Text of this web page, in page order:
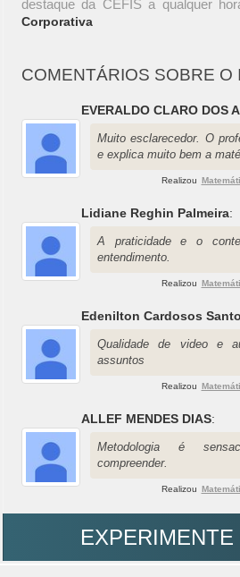
destaque da CEFIS a qualquer
Corporativa
COMENTÁRIOS SOBRE O
EVERALDO CLARO DOS
Muito esclarecedor. O
e explica muito bem a
Realizou
Lidiane Reghin Palmeira:
A praticidade e o
entendimento.
Realizou
Edenilton Cardosos
Qualidade de video e
assuntos
Realizou
ALLEF MENDES DIAS:
Metodologia é
compreender.
Realizou